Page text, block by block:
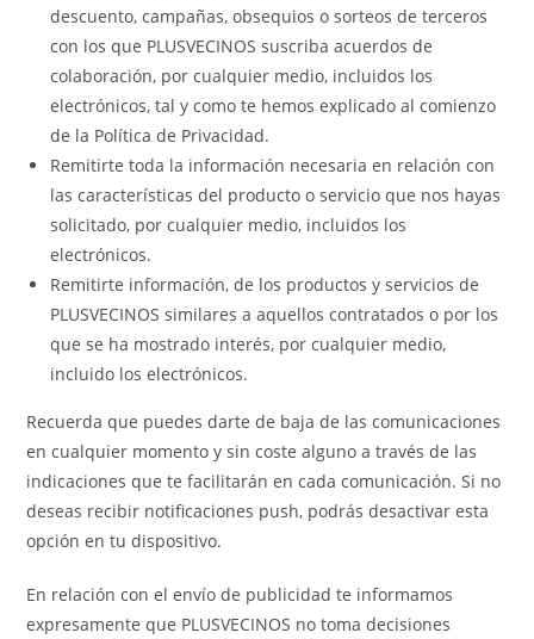
descuento, campañas, obsequios o sorteos de terceros
con los que PLUSVECINOS suscriba acuerdos de
colaboración, por cualquier medio, incluidos los
electrónicos, tal y como te hemos explicado al comienzo
de la Política de Privacidad.
Remitirte toda la información necesaria en relación con
las características del producto o servicio que nos hayas
solicitado, por cualquier medio, incluidos los
electrónicos.
Remitirte información, de los productos y servicios de
PLUSVECINOS similares a aquellos contratados o por los
que se ha mostrado interés, por cualquier medio,
incluido los electrónicos.
Recuerda que puedes darte de baja de las comunicaciones
en cualquier momento y sin coste alguno a través de las
indicaciones que te facilitarán en cada comunicación. Si no
deseas recibir notificaciones push, podrás desactivar esta
opción en tu dispositivo.
En relación con el envío de publicidad te informamos
expresamente que PLUSVECINOS no toma decisiones